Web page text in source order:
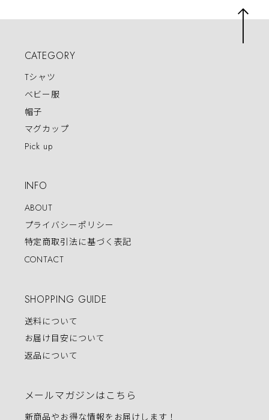
CATEGORY
Tシャツ
ベビー服
帽子
マグカップ
Pick up
INFO
ABOUT
プライバシーポリシー
特定商取引法に基づく表記
CONTACT
SHOPPING GUIDE
送料について
お届け目安について
返品について
メールマガジンはこちら
新商品やお得な情報をお届けします！